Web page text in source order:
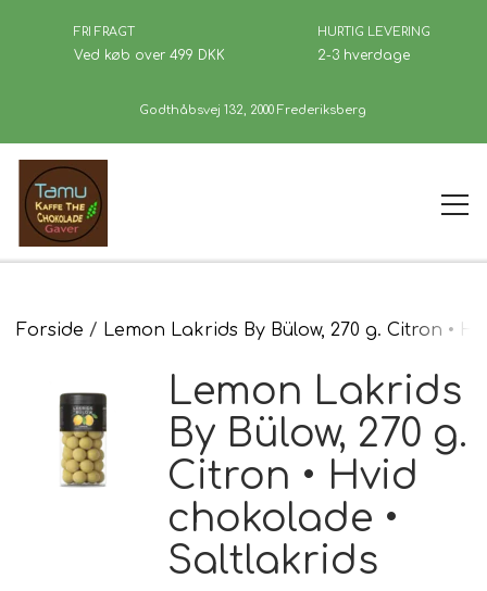
FRI FRAGT
Ved køb over 499 DKK
HURTIG LEVERING
2-3 hverdage
Godthåbsvej 132, 2000 Frederiksberg
Forside
Kaffe
Se Butikken
Brand
Forside Lemon Lakrids By Bülow, 270 g. Citron •
Lemon Lakrids
By Bülow, 270 g.
Citron • Hvid
chokolade •
Saltlakrids